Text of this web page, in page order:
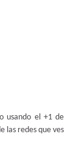
usando el +1 de
las redes que ves